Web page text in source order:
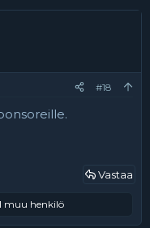
#18
Vastaa
muu henkilö